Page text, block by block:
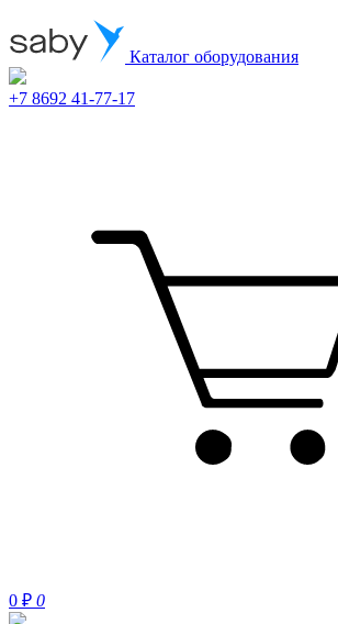
Каталог оборудования
+7 8692 41-77-17
0 ₽ 0